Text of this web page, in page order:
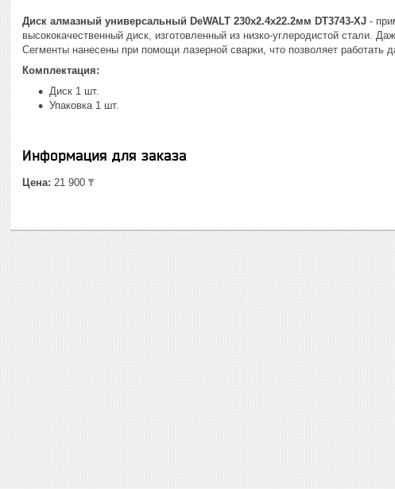
Диск алмазный универсальный DeWALT 230х2.4х22.2мм DT3743-XJ -
высококачественный диск, изготовленный из низко-углеродистой стали.
Сегменты нанесены при помощи лазерной сварки, что позволяет
Комплектация:
Диск 1 шт.
Упаковка 1 шт.
Информация для заказа
Цена: 21 900 ₸